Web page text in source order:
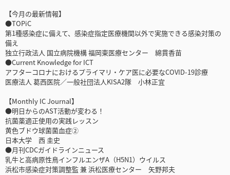
【今月の最新情報】
●TOPiC
第1種感染症に備えて、感染症指定医療機関以外で実施できる感染対策の
備え
独立行政法人 国立病院機構 福岡東医療センター 綿貫香苗
●Current Knowledge for ICT
アフターコロナにおけるプライマリ・ケア医に必要なCOVID-19診療
医療法人 葛西医院／一般社団法人KISA2隊 小林正宜
【Monthly IC Journal】
●明日からのAST活動が変わる！
抗菌薬適正使用の実践レッスン
黄色ブドウ球菌菌血症②
日本大学 西 圭史
●月刊CDCガイドラインニュース
乳牛と高病原性鳥インフルエンザA（H5N1）ウイルス
浜松市感染症対策調整監 兼 浜松医療センター 矢野邦夫